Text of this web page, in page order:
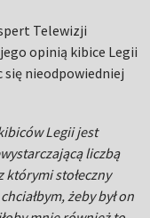
Telewizji
opinią kibice Legii
nieodpowiedniej
Legii jest
liczbą
którymi stołeczny
żeby był on